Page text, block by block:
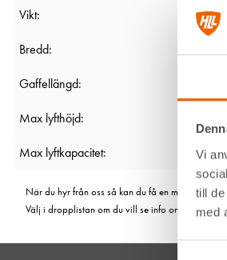
Vi
till
med
Vikt:
Bredd:
Gaffellängd:
Max lyfthöjd:
Max lyftkapacitet:
När du hyr från oss så kan du få en maskin från
Välj i dropplistan om du vill se info om en viss